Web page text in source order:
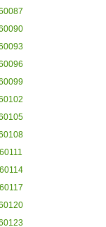
60111
60114
60117